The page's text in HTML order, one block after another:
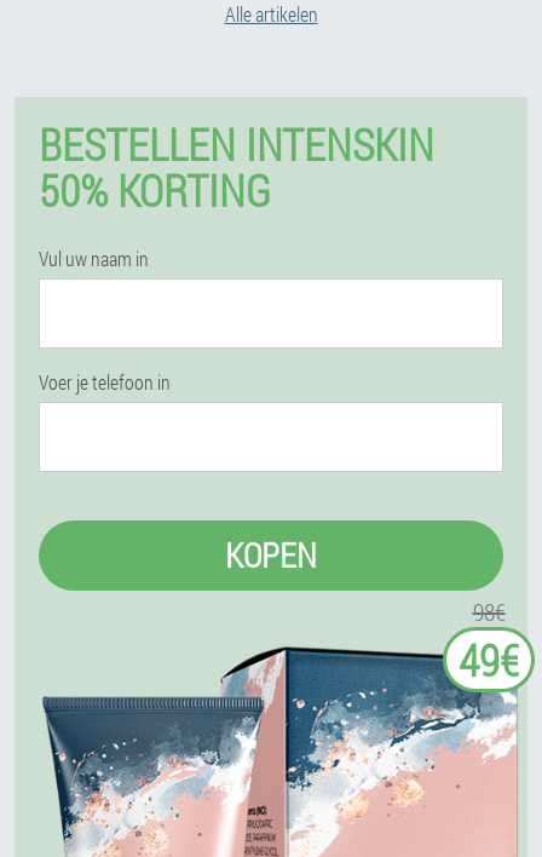
Alle artikelen
BESTELLEN INTENSKIN
50% KORTING
Vul uw naam in
Voer je telefoon in
KOPEN
98€
49€